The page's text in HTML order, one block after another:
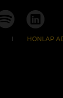
HONLAP